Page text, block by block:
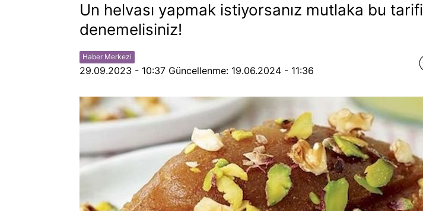
Un helvası yapmak istiyorsanız mutlaka bu tarifi
denemelisiniz!
Haber Merkezi
29.09.2023 - 10:37 Güncellenme: 19.06.2024 - 11:36